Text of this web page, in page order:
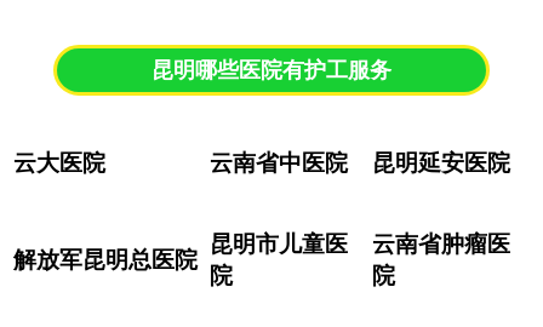
昆明哪些医院有护工服务
云大医院 云南省中医院 昆明延安医院
解放军昆明总医院
昆明市儿童医
院
云南省肿瘤医
院